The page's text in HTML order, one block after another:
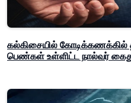
கல்கிசையில்
பெண்கள் உள்ளிட்ட நால்வர்